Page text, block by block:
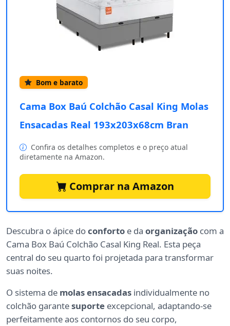
Bom e barato
Cama Box Baú Colchão Casal King Molas
Ensacadas Real 193x203x68cm Bran
Confira os detalhes completos e o preço atual
diretamente na Amazon.
Comprar na Amazon
Descubra o ápice doconforto e da organização com a
Cama Box Baú Colchão Casal King Real. Esta peça
central do seu quarto foi projetada para transformar
suas noites.
O sistema de molas ensacadas individualmente no
colchão garantesuporte excepcional, adaptando-se
perfeitamente aos contornos do seu corpo,